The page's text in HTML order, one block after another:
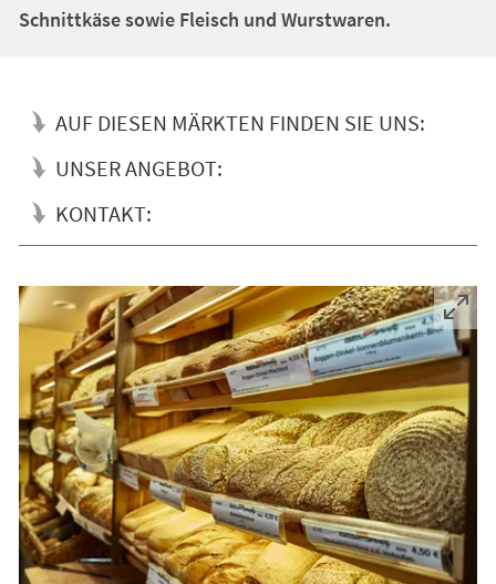
Schnittkäse sowie Fleisch und Wurstwaren.
AUF DIESEN MÄRKTEN FINDEN SIE UNS:
UNSER ANGEBOT:
KONTAKT: